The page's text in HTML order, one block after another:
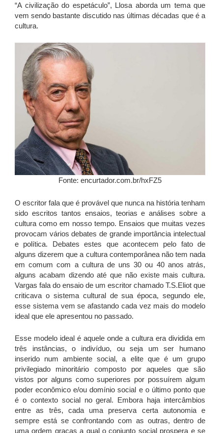
“A civilização do espetáculo”, Llosa aborda um tema que
vem sendo bastante discutido nas últimas décadas que é a
cultura.
Fonte: encurtador.com.br/hxFZ5
O escritor fala que é provável que nunca na história tenham
sido escritos tantos ensaios, teorias e análises sobre a
cultura como em nosso tempo. Ensaios que muitas vezes
provocam vários debates de grande importância intelectual
e política. Debates estes que acontecem pelo fato de
alguns dizerem que a cultura contemporânea não tem nada
em comum com a cultura de uns 30 ou 40 anos atrás,
alguns acabam dizendo até que não existe mais cultura.
Vargas fala do ensaio de um escritor chamado T.S.Eliot que
criticava o sistema cultural de sua época, segundo ele,
esse sistema vem se afastando cada vez mais do modelo
ideal que ele apresentou no passado.
Esse modelo ideal é aquele onde a cultura era dividida em
três instâncias, o indivíduo, ou seja um ser humano
inserido num ambiente social, a elite que é um grupo
privilegiado minoritário composto por aqueles que são
vistos por alguns como superiores por possuírem algum
poder econômico e/ou domínio social e o último ponto que
é o contexto social no geral. Embora haja intercâmbios
entre as três, cada uma preserva certa autonomia e
sempre está se confrontando com as outras, dentro de
uma ordem graças a qual o conjunto social prospera e se